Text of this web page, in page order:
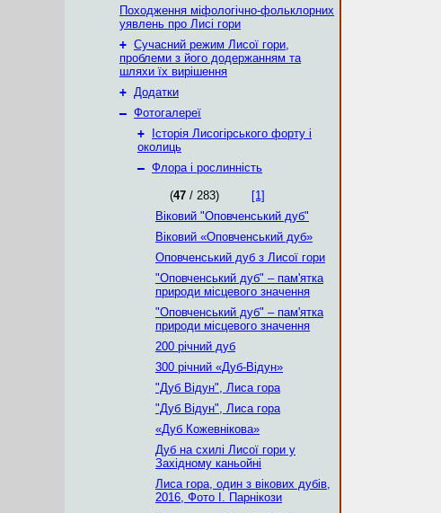
Походження міфологічно-фольклорних
уявлень про Лисі гори
+ Сучасний режим Лисої гори,
проблеми з його додержанням та
шляхи їх вирішення
+ Додатки
– Фотогалереї
+
Історія Лисогірського форту і
околиць
– Флора і рослинність
(47 / 283)
[1]
Віковий "Оповченський дуб"
Віковий «Оповченський дуб»
Оповченський дуб з Лисої гори
"Оповченський дуб" – пам'ятка
природи місцевого значення
"Оповченський дуб" – пам'ятка
природи місцевого значення
200 річний дуб
300 річний «Дуб-Відун»
"Дуб Відун", Лиса гора
"Дуб Відун", Лиса гора
«Дуб Кожевнікова»
Дуб на схилі Лисої гори у
Західному каньойні
Лиса гора, один з вікових дубів,
2016, Фото І. Парнікози